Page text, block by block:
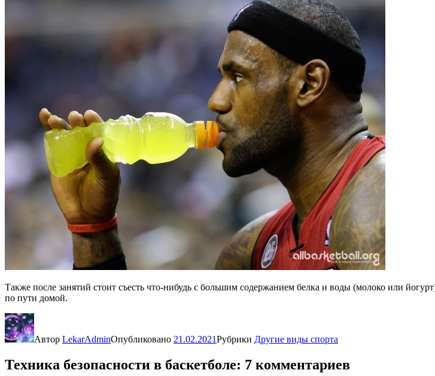
Также после занятий стоит съесть что-нибудь с большим содержанием белка и воды (молоко или
по пути домой.
Автор LekarAdminОпубликовано 21.02.2021Рубрики Другие виды спорта
Техника безопасности в баскетболе: 7 комментариев